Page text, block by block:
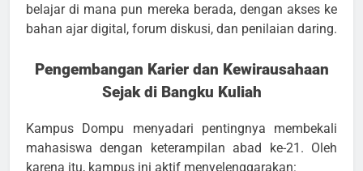
belajar di mana pun mereka berada, dengan akses ke
bahan ajar digital, forum diskusi, dan penilaian daring.
Pengembangan Karier dan Kewirausahaan
Sejak di Bangku Kuliah
Kampus Dompu menyadari pentingnya membekali
mahasiswa dengan keterampilan abad ke-21. Oleh
karena itu, kampus ini aktif menyelenggarakan: